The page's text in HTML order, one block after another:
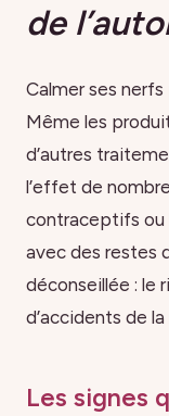
de
Calmer ses
Même les
d’autres
l’effet de
contraceptifs ou
avec des restes
déconseillée : le
d’accidents de
Les signes